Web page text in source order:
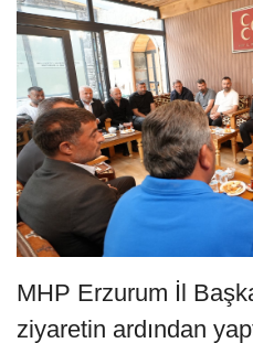
MHP Erzurum İl
ziyaretin ardından